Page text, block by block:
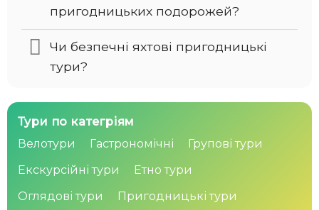
пригодницьких подорожей?
Чи безпечні яхтові пригодницькі
тури?
Тури по категріям
Велотури
Гастрономічні
Групові тури
Екскурсійні тури
Етно тури
Оглядові тури
Пригодницькі тури